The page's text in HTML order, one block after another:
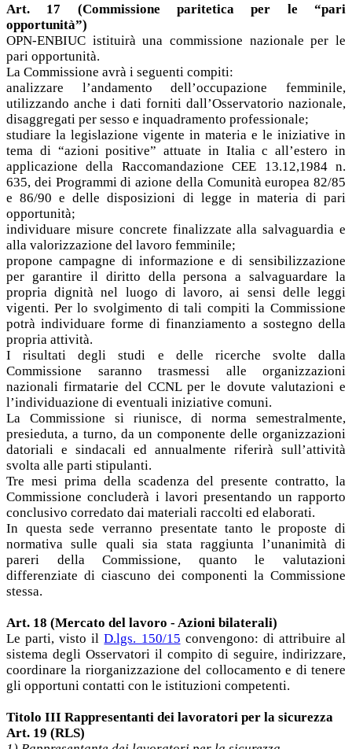
Art. 17 (Commissione paritetica per le “pari
opportunità”)
OPN-ENBIUC istituirà una commissione nazionale per le
pari opportunità.
La Commissione avrà i seguenti compiti:
analizzare l’andamento dell’occupazione femminile,
utilizzando anche i dati forniti dall’Osservatorio nazionale,
disaggregati per sesso e inquadramento professionale;
studiare la legislazione vigente in materia e le iniziative in
tema di “azioni positive” attuate in Italia c all’estero in
applicazione della Raccomandazione CEE 13.12,1984 n.
635, dei Programmi di azione della Comunità europea 82/85
e 86/90 e delle disposizioni di legge in materia di pari
opportunità;
individuare misure concrete finalizzate alla salvaguardia e
alla valorizzazione del lavoro femminile;
propone campagne di informazione e di sensibilizzazione
per garantire il diritto della persona a salvaguardare la
propria dignità nel luogo di lavoro, ai sensi delle leggi
vigenti. Per lo svolgimento di tali compiti la Commissione
potrà individuare forme di finanziamento a sostegno della
propria attività.
I risultati degli studi e delle ricerche svolte dalla
Commissione saranno trasmessi alle organizzazioni
nazionali firmatarie del CCNL per le dovute valutazioni e
l’individuazione di eventuali iniziative comuni.
La Commissione si riunisce, di norma semestralmente,
presieduta, a turno, da un componente delle organizzazioni
datoriali e sindacali ed annualmente riferirà sull’attività
svolta alle parti stipulanti.
Tre mesi prima della scadenza del presente contratto, la
Commissione concluderà i lavori presentando un rapporto
conclusivo corredato dai materiali raccolti ed elaborati.
In questa sede verranno presentate tanto le proposte di
normativa sulle quali sia stata raggiunta l’unanimità di
pareri della Commissione, quanto le valutazioni
differenziate di ciascuno dei componenti la Commissione
stessa.
Art. 18 (Mercato del lavoro - Azioni bilaterali)
Le parti, visto ilD.lgs. 150/15 convengono: di attribuire al
sistema degli Osservatori il compito di seguire, indirizzare,
coordinare la riorganizzazione del collocamento e di tenere
gli opportuni contatti con le istituzioni competenti.
Titolo III Rappresentanti dei lavoratori per la sicurezza
Art. 19 (RLS)